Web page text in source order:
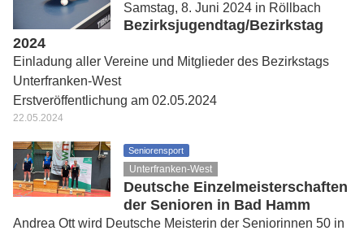
Samstag, 8. Juni 2024 in Röllbach
Bezirksjugendtag/Bezirkstag
2024
Einladung aller Vereine und Mitglieder des Bezirkstags
Unterfranken-West
Erstveröffentlichung am 02.05.2024
22.05.2024
Seniorensport
Unterfranken-West
Deutsche Einzelmeisterschaften
der Senioren in Bad Hamm
Andrea Ott wird Deutsche Meisterin der Seniorinnen 50 in